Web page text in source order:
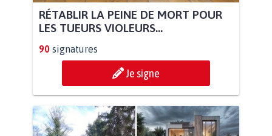
RÉTABLIR LA PEINE DE MORT POUR
LES TUEURS VIOLEURS...
90 signatures
Je signe